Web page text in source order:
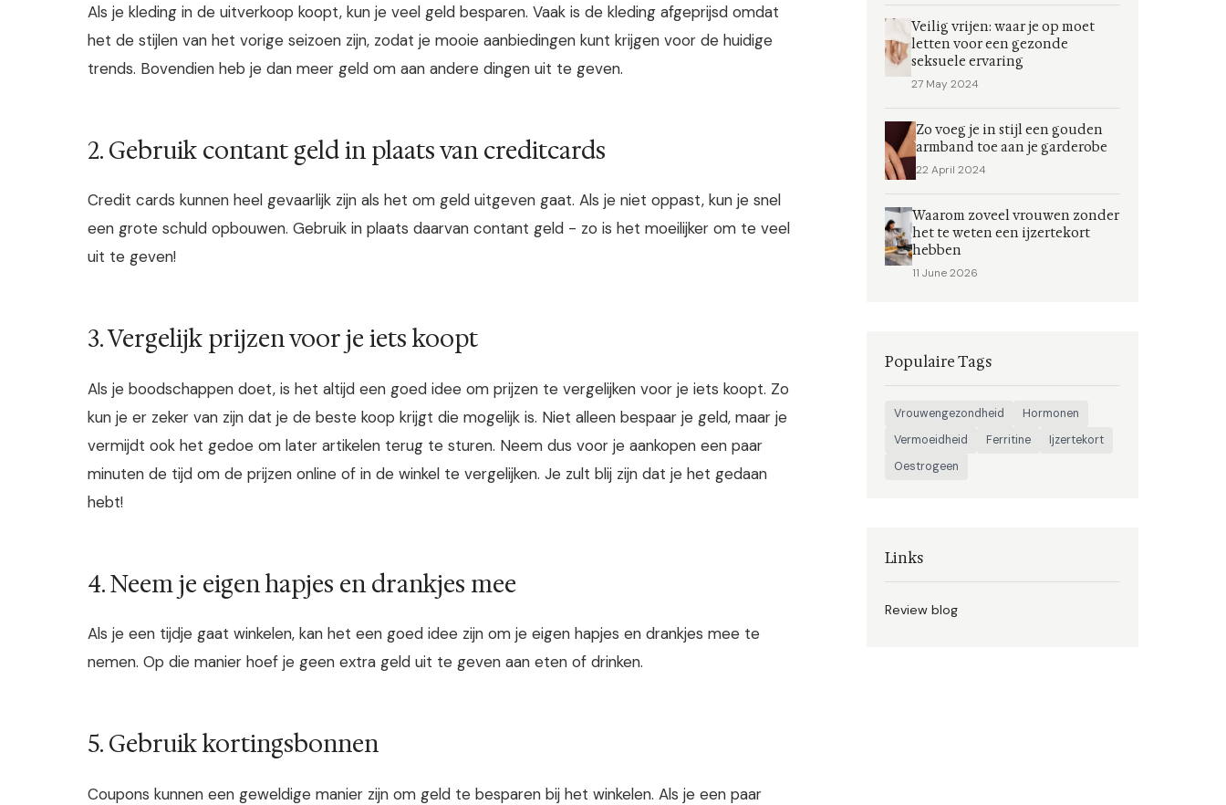
Als je kleding in de uitverkoop koopt, kun je veel geld besparen. Vaak is de kleding afgeprijsd omdat
het de stijlen van het vorige seizoen zijn, zodat je mooie aanbiedingen kunt krijgen voor de huidige
trends. Bovendien heb je dan meer geld om aan andere dingen uit te geven.
2. Gebruik contant geld in plaats van creditcards
Credit cards kunnen heel gevaarlijk zijn als het om geld uitgeven gaat. Als je niet oppast, kun je snel
een grote schuld opbouwen. Gebruik in plaats daarvan contant geld - zo is het moeilijker om te veel
uit te geven!
3. Vergelijk prijzen voor je iets koopt
Als je boodschappen doet, is het altijd een goed idee om prijzen te vergelijken voor je iets koopt. Zo
kun je er zeker van zijn dat je de beste koop krijgt die mogelijk is. Niet alleen bespaar je geld, maar je
vermijdt ook het gedoe om later artikelen terug te sturen. Neem dus voor je aankopen een paar
minuten de tijd om de prijzen online of in de winkel te vergelijken. Je zult blij zijn dat je het gedaan
hebt!
4. Neem je eigen hapjes en drankjes mee
Als je een tijdje gaat winkelen, kan het een goed idee zijn om je eigen hapjes en drankjes mee te
nemen. Op die manier hoef je geen extra geld uit te geven aan eten of drinken.
5. Gebruik kortingsbonnen
Coupons kunnen een geweldige manier zijn om geld te besparen bij het winkelen. Als je een paar
Veilig vrijen: waar je op moet
letten voor een gezonde
seksuele ervaring
27 May 2024
Zo voeg je in stijl een gouden
armband toe aan je garderobe
22 April 2024
Waarom zoveel vrouwen zonder
het te weten een ijzertekort
hebben
11 June 2026
Populaire Tags
Vrouwengezondheid
Hormonen
Vermoeidheid
Ferritine
Ijzertekort
Oestrogeen
Links
Review blog